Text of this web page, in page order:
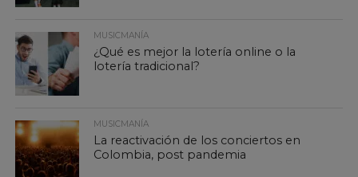
MUSICMANÍA
¿Qué es mejor la lotería online o la
lotería tradicional?
MUSICMANÍA
La reactivación de los conciertos en
Colombia, post pandemia